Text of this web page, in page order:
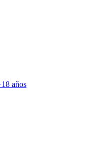
años